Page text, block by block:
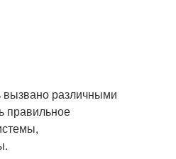
вызвано различными
правильное